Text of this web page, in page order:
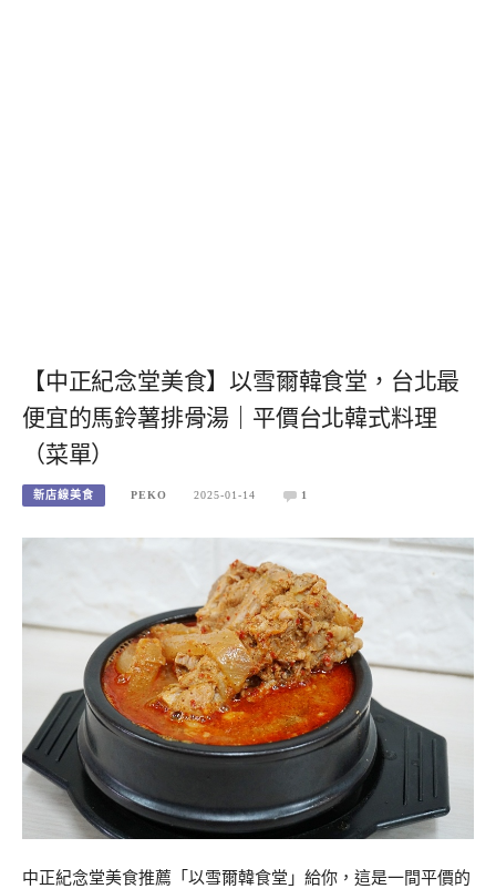
【中正紀念堂美食】以雪爾韓食堂，台北最
便宜的馬鈴薯排骨湯｜平價台北韓式料理
（菜單）
新店線美食 PEKO 2025-01-14 1
中正紀念堂美食推薦「以雪爾韓食堂」給你，這是一間平價的